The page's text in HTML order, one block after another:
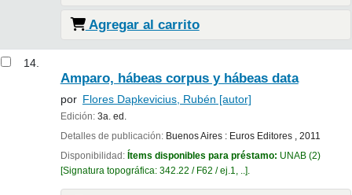
Agregar al carrito
14.
Amparo, hábeas corpus y hábeas data
por Flores Dapkevicius, Rubén [autor]
Edición: 3a. ed.
Detalles de publicación: Buenos Aires : Euros Editores , 2011
Disponibilidad: Ítems disponibles para préstamo: UNAB(2)
Signatura topográfica: 342.22 / F62 / ej.1, .. .